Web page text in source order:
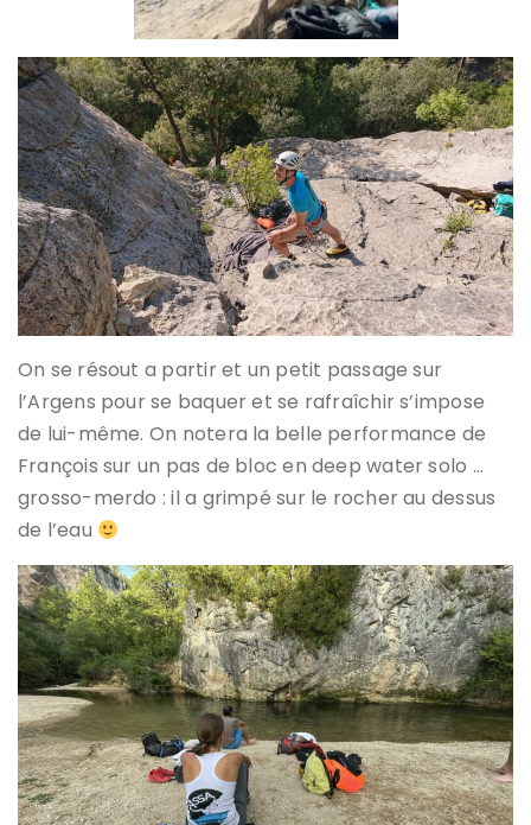
On se résout a partir et un petit passage sur
l’Argens pour se baquer et se rafraîchir s’impose
de lui-même. On notera la belle performance de
François sur un pas de bloc en deep water solo …
grosso-merdo : il a grimpé sur le rocher au dessus
de l’eau